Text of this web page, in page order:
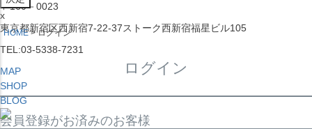
〒160－0023
東京都新宿区西新宿7-22-37ストーク西新宿福星ビル105
TEL:03-5338-7231
MAP
SHOP
BLOG
x
HOME ログイン
ログイン
会員登録がお済みのお客様